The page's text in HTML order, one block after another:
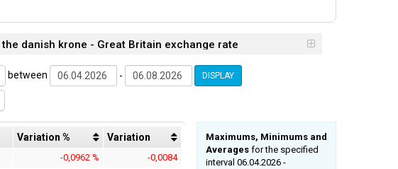
danish krone - Great Britain exchange rate
between - DISPLAY
Variation % Variation
-0,0962 %
-0,0084
Maximums, Minimums and
Averagesfor the specified
interval 06.04.2026 -